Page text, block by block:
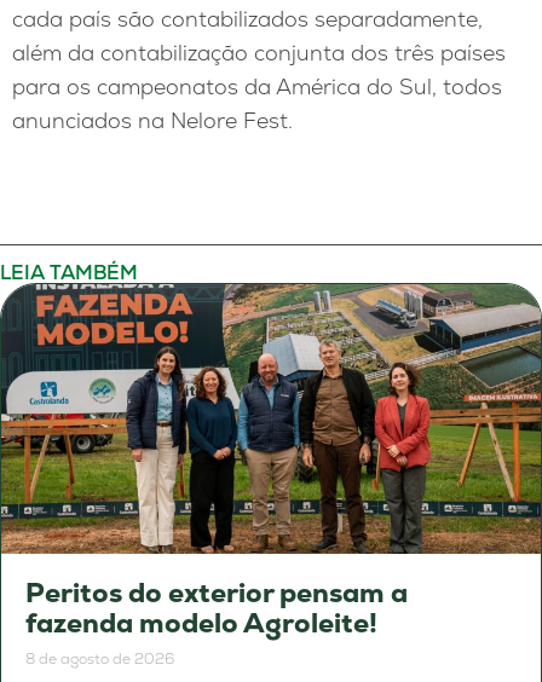
cada país são contabilizados separadamente,
além da contabilização conjunta dos três países
para os campeonatos da América do Sul, todos
anunciados na Nelore Fest.
LEIA TAMBÉM
Peritos do exterior pensam a
fazenda modelo Agroleite!
8 de agosto de 2026